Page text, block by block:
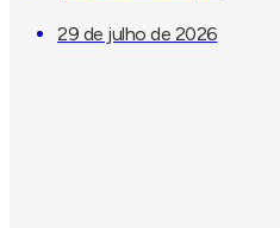
29 de julho de 2026